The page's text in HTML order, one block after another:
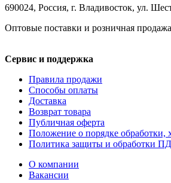
690024, Россия, г. Владивосток, ул.
Оптовые поставки и розничная
Сервис и поддержка
Правила продажи
Способы оплаты
Доставка
Возврат товара
Публичная оферта
Положение о порядке обработки,
Политика защиты и обработки ПД
О компании
Вакансии